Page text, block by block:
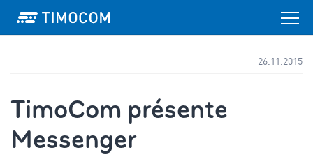
26.11.2015
TimoCom présente
Messenger